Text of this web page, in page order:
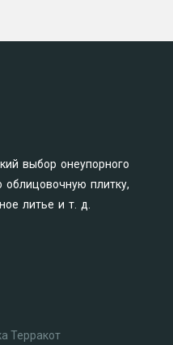
выбор онеупорного
облицовочную плитку,
литье и т. д.
Терракот